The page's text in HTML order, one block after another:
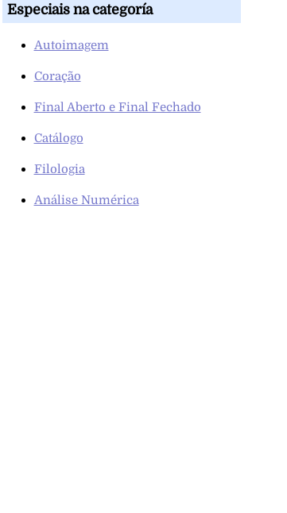
Especiais na categoría
Autoimagem
Coração
Final Aberto e Final Fechado
Catálogo
Filologia
Análise Numérica